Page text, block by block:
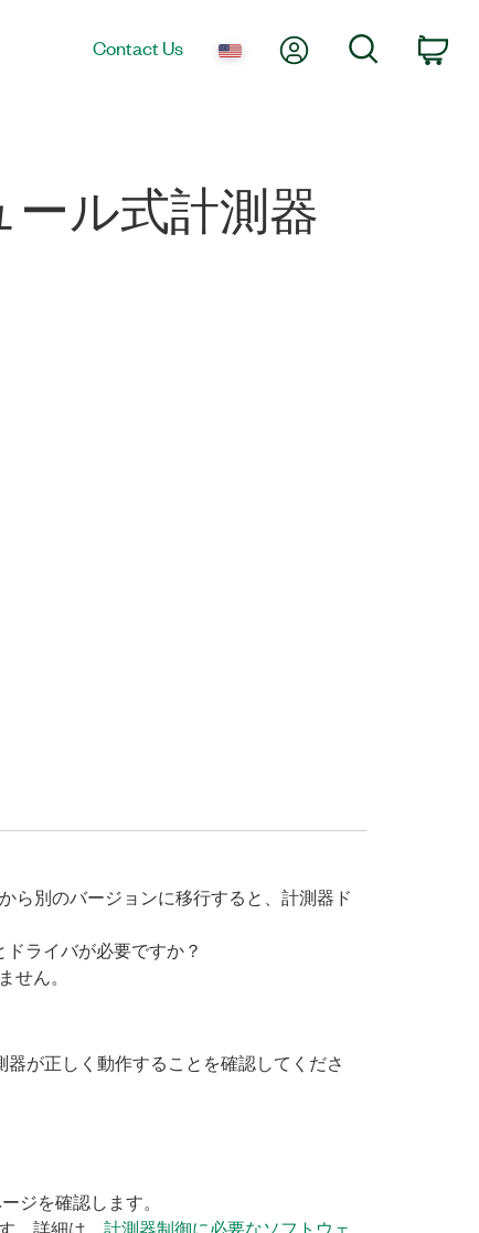
Contact Us My AccountSearch
ール式計測器
ら別のバージョンに移行すると、計測器ド
ライバが必要ですか？
ん。
が正しく動作することを確認してくださ
ジを確認します。